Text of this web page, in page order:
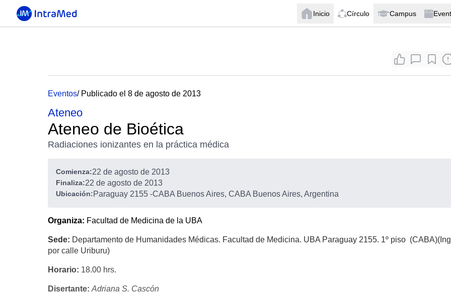
Inicio Círculo Campus
Eventos/ Publicado el 8 de agosto de 2013
Ateneo
Ateneo de Bioética
Radiaciones ionizantes en la práctica médica
Comienza:22 de agosto de 2013
Finaliza:22 de agosto de 2013
Ubicación:Paraguay 2155 -CABA Buenos Aires, CABA Buenos Aires, Argentina
Organiza: Facultad de Medicina de la UBA
Sede: Departamento de Humanidades Médicas. Facultad de Medicina. UBA Paraguay 2155. 1º piso
por calle Uriburu)
Horario: 18.00 hrs.
Disertante: Adriana S. Cascón